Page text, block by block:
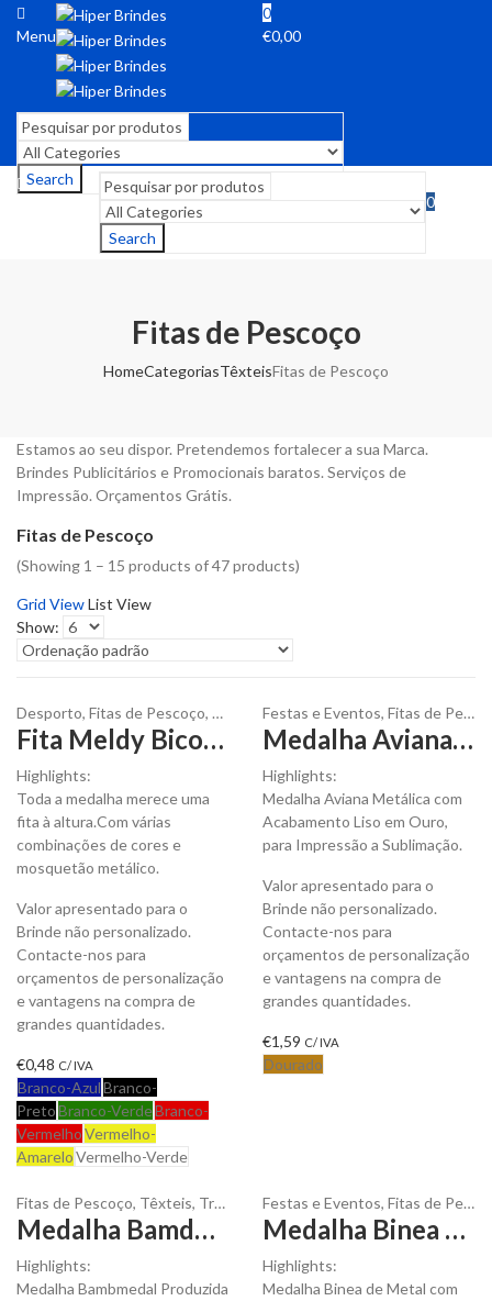
Menu
0
€0,00
Search
Search
0
Fitas de Pescoço
HomeCategoriasTêxteisFitas de Pescoço
Estamos ao seu dispor. Pretendemos fortalecer a sua Marca.
Brindes Publicitários e Promocionais baratos. Serviços de
Impressão. Orçamentos Grátis.
Fitas de Pescoço
(Showing 1 – 15 products of 47 products)
Grid ViewList View
Show:
Desporto, Fitas de Pescoço, Têxteis,Troféus e Medalhas
Fita Meldy Bicolor para Medalhas em Terylene para Personalizar
Highlights:
Toda a medalha merece uma
fita à altura.Com várias
combinações de cores e
mosquetão metálico.
Valor apresentado para o
Brinde não personalizado.
Contacte-nos para
orçamentos de personalização
e vantagens na compra de
grandes quantidades.
€0,48 C/ IVA
Branco-AzulBranco-
PretoBranco-VerdeBranco-
VermelhoVermelho-
AmareloVermelho-Verde
Festas e Eventos, Fitas de Pescoço
Medalha Aviana Metálica de Acabamento Liso Ouro para ser Personalizada
Highlights:
Medalha Aviana Metálica com
Acabamento Liso em Ouro,
para Impressão a Sublimação.
Valor apresentado para o
Brinde não personalizado.
Contacte-nos para
orçamentos de personalização
e vantagens na compra de
grandes quantidades.
€1,59 C/ IVA
Dourado
Fitas de Pescoço, Têxteis, Troféus e Medalhas
Medalha Bamdmedal em Bambu para ser Personalizada
Highlights:
Medalha Bambmedal Produzida
Festas e Eventos, Fitas de Pescoço
Medalha Binea Metálica em Relevo Dourado para ser Personalizada
Highlights:
Medalha Binea de Metal com